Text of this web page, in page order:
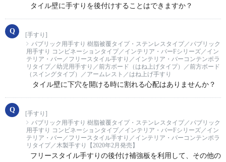
タイル壁に手すりを後付けすることはできますか？
[手すり]
パブリック用手すり 樹脂被覆タイプ・ステンレスタイプ／パブリック
用手すり コンビネーションタイプ／インテリア・バーFシリーズ／イン
テリア・バー／フリースタイル手すり／インテリア・バーコンテンポラ
リタイプ／幼児用手すり／前方ボード（はね上げタイプ）／前方ボード
（スイングタイプ）／アームレスト／はね上げ手すり
タイル壁に下穴を開ける時に割れる心配はありませんか？
[手すり]
パブリック用手すり 樹脂被覆タイプ・ステンレスタイプ／パブリック
用手すり コンビネーションタイプ／インテリア・バーFシリーズ／イン
テリア・バー／フリースタイル手すり／インテリア・バーコンテンポラ
リタイプ／木製手すり【2020年2月発売】
フリースタイル手すりの後付け補強板を利用して、その他の